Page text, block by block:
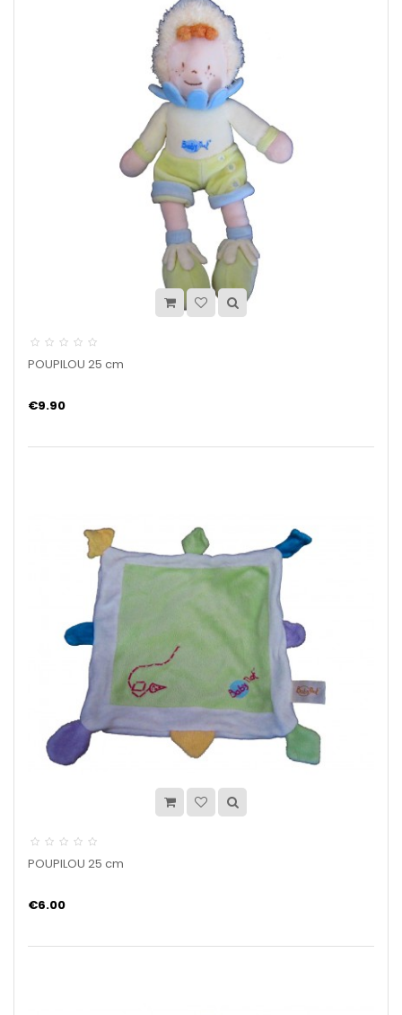
POUPILOU 25 cm
€9.90
POUPILOU 25 cm
€6.00